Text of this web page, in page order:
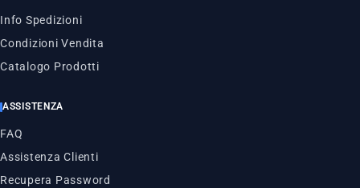
Info Spedizioni
Condizioni Vendita
Catalogo Prodotti
ASSISTENZA
FAQ
Assistenza Clienti
Recupera Password